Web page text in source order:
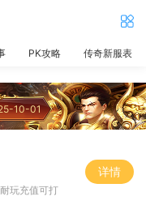
PK攻略 传奇新服表
10-01
玩充值可打
详情